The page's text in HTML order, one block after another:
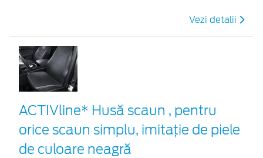
Vezi detalii
ACTIVline* Husă scaun , pentru
orice scaun simplu, imitație de piele
de culoare neagră